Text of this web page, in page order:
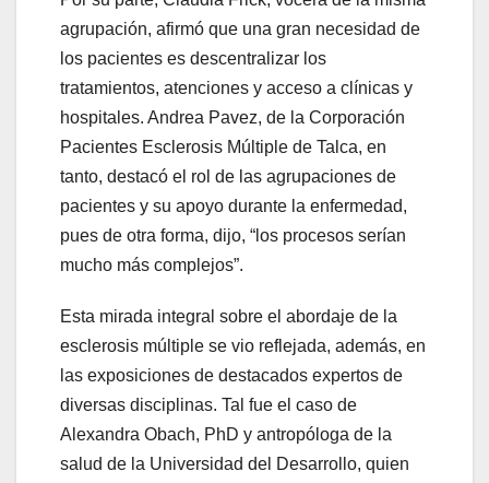
agrupación, afirmó que una gran necesidad de
los pacientes es descentralizar los
tratamientos, atenciones y acceso a clínicas y
hospitales. Andrea Pavez, de la Corporación
Pacientes Esclerosis Múltiple de Talca, en
tanto, destacó el rol de las agrupaciones de
pacientes y su apoyo durante la enfermedad,
pues de otra forma, dijo, “los procesos serían
mucho más complejos”.
Esta mirada integral sobre el abordaje de la
esclerosis múltiple se vio reflejada, además, en
las exposiciones de destacados expertos de
diversas disciplinas. Tal fue el caso de
Alexandra Obach, PhD y antropóloga de la
salud de la Universidad del Desarrollo, quien